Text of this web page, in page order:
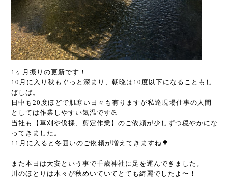
1ヶ月振りの更新です！
10月に入り秋もぐっと深まり、朝晩は10度以下になることもし
ばしば。
日中も20度ほどで肌寒い日々も有りますが私達現場仕事の人間
としては作業しやすい気温です💪
当社も【草刈や伐採、剪定作業】のご依頼が少しずつ穏やかにな
ってきました。
11月に入ると冬囲いのご依頼が増えてきますね🌳
また本日は大安という事で千歳神社に足を運んできました。
川のほとりは木々が秋めいていてとても綺麗でしたよ〜！